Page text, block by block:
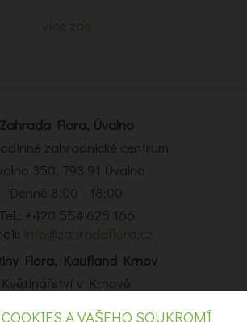
více zde
Zahrada Flora, Úvalno
zahradnické centrum
350, 793 91 Úvalno
Denně 8:00 - 18:00
Tel.: +420 554 625 166
info@zahradaflora.cz
Flora, Kaufland Krnov
Květinářství v Krnově
Kaufland Krnov, Opavská 14, Krnov
A VAŠEHO SOUKROMÍ